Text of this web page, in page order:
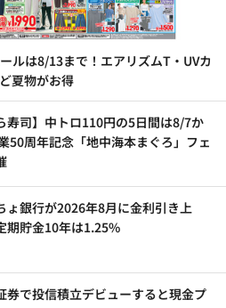
ルは8/13まで！エアリズムT・UVカ
夏物がお得
寿司】中トロ110円の5日間は8/7か
50周年記念「地中海本まぐろ」フェ
ょ銀行が2026年8月に金利引き上
期貯金10年は1.25%
券で投信積立デビューすると現金プ